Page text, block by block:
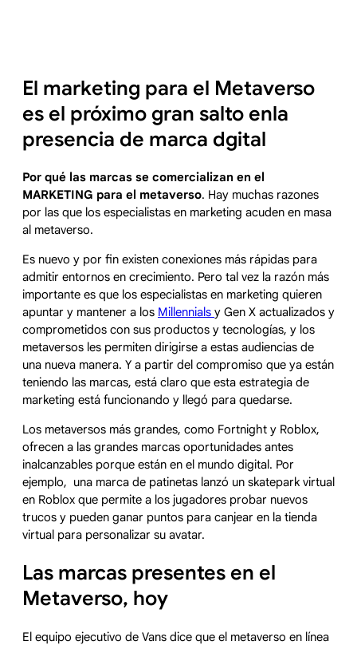
El marketing para el Metaverso
es el próximo gran salto enla
presencia de marca dgital
Por qué las marcas se comercializan en el
MARKETING para el metaverso. Hay muchas razones
por las que los especialistas en marketing acuden en masa
al metaverso.
Es nuevo y por fin existen conexiones más rápidas para
admitir entornos en crecimiento. Pero tal vez la razón más
importante es que los especialistas en marketing quieren
apuntar y mantener a los Millennials y Gen X actualizados y
comprometidos con sus productos y tecnologías, y los
metaversos les permiten dirigirse a estas audiencias de
una nueva manera. Y a partir del compromiso que ya están
teniendo las marcas, está claro que esta estrategia de
marketing está funcionando y llegó para quedarse.
Los metaversos más grandes, como Fortnight y Roblox,
ofrecen a las grandes marcas oportunidades antes
inalcanzables porque están en el mundo digital. Por
ejemplo, una marca de patinetas lanzó un skatepark virtual
en Roblox que permite a los jugadores probar nuevos
trucos y pueden ganar puntos para canjear en la tienda
virtual para personalizar su avatar.
Las marcas presentes en el
Metaverso, hoy
El equipo ejecutivo de Vans dice que el metaverso en línea